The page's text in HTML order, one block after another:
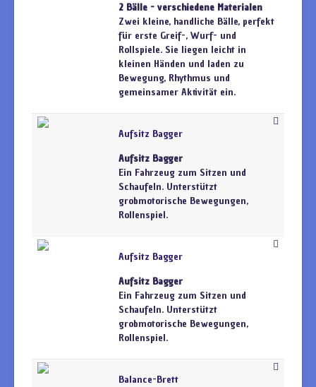
2 Bälle - verschiedene Materialen
Zwei kleine, handliche Bälle, perfekt
für erste Greif-, Wurf- und
Rollspiele. Sie liegen leicht in
kleinen Händen und laden zu
Bewegung, Rhythmus und
gemeinsamer Aktivität ein.
Aufsitz Bagger
Aufsitz Bagger
Ein Fahrzeug zum Sitzen und
Schaufeln. Unterstützt
grobmotorische Bewegungen,
Rollenspiel.
Aufsitz Bagger
Aufsitz Bagger
Ein Fahrzeug zum Sitzen und
Schaufeln. Unterstützt
grobmotorische Bewegungen,
Rollenspiel.
Balance-Brett